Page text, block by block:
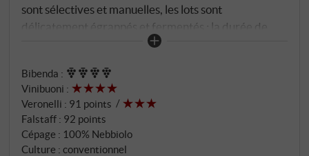
sont sélectives et manuelles, les lots sont
délicatement égrappés et fermentés ; la durée de
macération est d'environ huit jours à des
malolactique se termine avant le début de l'hiver. Le
vin est ensuite élevé pendant au moins 18 mois dans
de grands fûts de chêne de différentes tailles – un
élevage qui préserve l'équilibre, la transparence et
l'expression de l'origine. Le millésime 2021 a
Bibenda :
Vinibuoni :
Veronelli : 91 points
Falstaff : 92 points
Cépage : 100% Nebbiolo
Culture : conventionnel